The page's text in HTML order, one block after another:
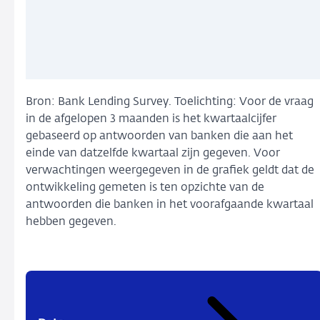
Bron: Bank Lending Survey. Toelichting: Voor de vraag
in de afgelopen 3 maanden is het kwartaalcijfer
gebaseerd op antwoorden van banken die aan het
einde van datzelfde kwartaal zijn gegeven. Voor
verwachtingen weergegeven in de grafiek geldt dat de
ontwikkeling gemeten is ten opzichte van de
antwoorden die banken in het voorafgaande kwartaal
hebben gegeven.